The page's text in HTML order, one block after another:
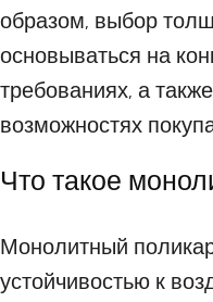
образом, выбор
основываться на
требованиях, а
возможностях
Что такое
Монолитный
устойчивостью к